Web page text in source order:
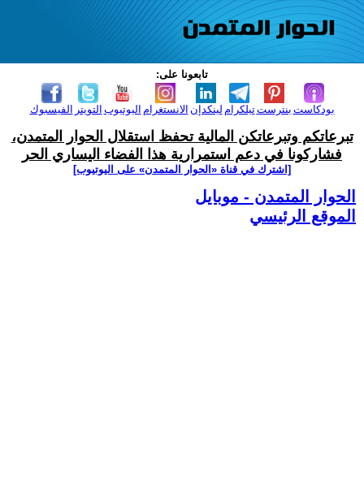
تابعونا على:
الفيسبوك التويتر اليوتيوب الانستغرام لينكدإن تيلكرامبنترست بودكاست
تبرعاتكم وتبرعاتكن المالية تحفظ استقلال الحوار المتمدن،
فشاركونا في دعم استمرارية هذا الفضاء اليساري الحر
[اشترك في قناة ‫«الحوار المتمدن» على اليوتيوب]
الحوار المتمدن - موبايل
الموقع الرئيسي